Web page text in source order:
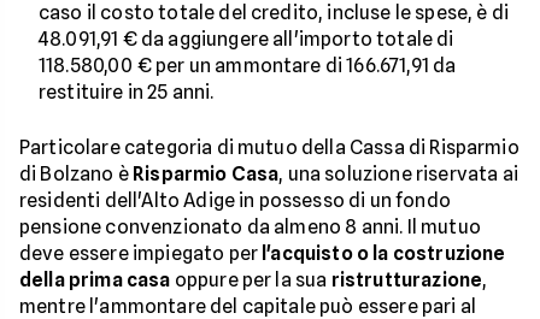
caso il costo totale del credito, incluse le spese, è di
48.091,91 € da aggiungere all'importo totale di
118.580,00 € per un ammontare di 166.671,91 da
restituire in 25 anni.
Particolare categoria di mutuo della Cassa di Risparmio
di Bolzano è Risparmio Casa, una soluzione riservata ai
residenti dell'Alto Adige in possesso di un fondo
pensione convenzionato da almeno 8 anni. Il mutuo
deve essere impiegato per l'acquisto o la costruzione
della prima casa oppure per la sua ristrutturazione,
mentre l'ammontare del capitale può essere pari al